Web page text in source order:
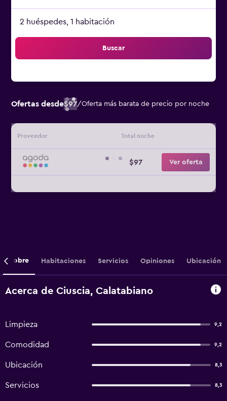
2 huéspedes, 1 habitación
Buscar
Ofertas desde$97/Oferta más barata de precio por noche
Proveedor Total noche
$97 Ver oferta
Sobre Habitaciones Servicios Opiniones Ubicación
Acerca de Ciuscia, Calatabiano
Limpieza 9,2
Comodidad 9,2
Ubicación 8,3
Servicios 8,3